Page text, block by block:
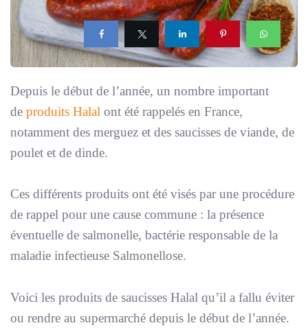
Depuis le début de l’année, un nombre important
de produits Halal ont été rappelés en France,
notamment des merguez et des saucisses de viande, de
poulet et de dinde.
Ces différents produits ont été visés par une procédure
de rappel pour une cause commune : la présence
éventuelle de salmonelle, bactérie responsable de la
maladie infectieuse Salmonellose.
Voici les produits de saucisses Halal qu’il a fallu éviter
ou rendre au supermarché depuis le début de l’année.